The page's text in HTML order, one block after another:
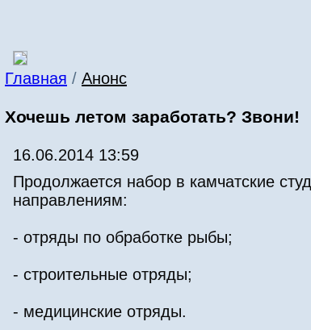
Главная / Анонс
Хочешь летом заработать? Звони!
16.06.2014 13:59
Продолжается набор в камчатские
направлениям:
- отряды по обработке рыбы;
- строительные отряды;
- медицинские отряды.